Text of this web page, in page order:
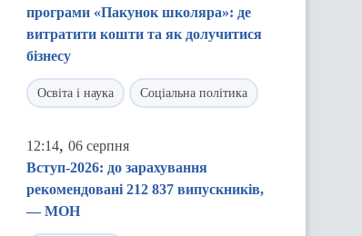
програми «Пакунок школяра»: де
витратити кошти та як долучитися
бізнесу
Освіта і наука Соціальна політика
12:14, 06 серпня
Вступ-2026: до зарахування
рекомендовані 212 837 випускників,
— МОН